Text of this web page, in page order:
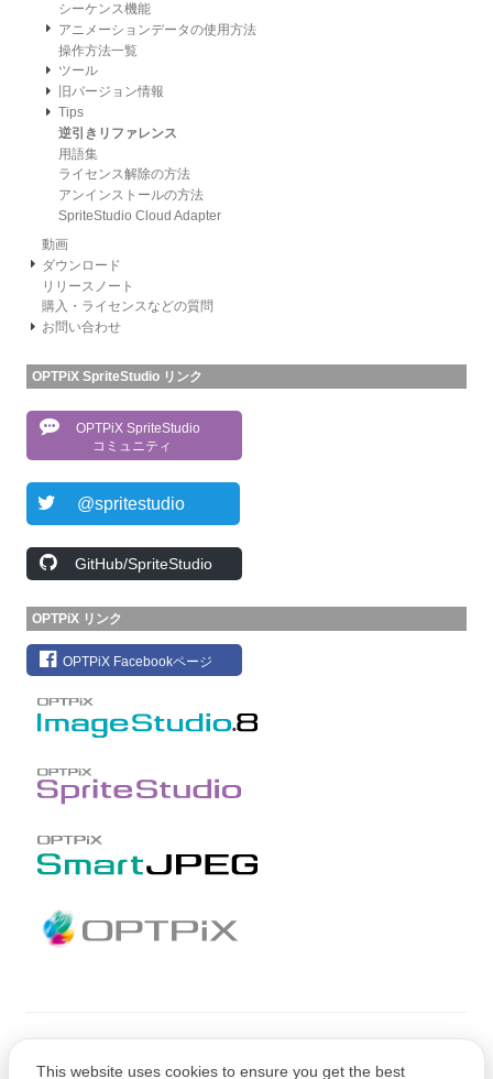
シーケンス機能
アニメーションデータの使用方法
操作方法一覧
ツール
旧バージョン情報
Tips
逆引きリファレンス
用語集
ライセンス解除の方法
アンインストールの方法
SpriteStudio Cloud Adapter
動画
ダウンロード
リリースノート
購入・ライセンスなどの質問
お問い合わせ
OPTPiX SpriteStudio リンク
OPTPiX SpriteStudio
コミュニティ
@spritestudio
GitHub/SpriteStudio
OPTPiX リンク
OPTPiX Facebookページ
This website uses cookies to ensure you get the best